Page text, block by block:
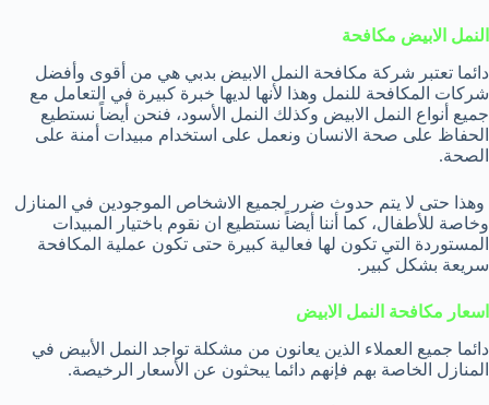
النمل الابيض مكافحة
دائما تعتبر شركة مكافحة النمل الابيض بدبي هي من أقوى وأفضل
شركات المكافحة للنمل وهذا لأنها لديها خبرة كبيرة في التعامل مع
جميع أنواع النمل الابيض وكذلك النمل الأسود، فنحن أيضاً نستطيع
الحفاظ على صحة الانسان ونعمل على استخدام مبيدات أمنة على
الصحة.
وهذا حتى لا يتم حدوث ضرر لجميع الاشخاص الموجودين في المنازل
وخاصة للأطفال، كما أننا أيضاً نستطيع ان نقوم باختيار المبيدات
المستوردة التي تكون لها فعالية كبيرة حتى تكون عملية المكافحة
سريعة بشكل كبير.
اسعار مكافحة النمل الابيض
دائما جميع العملاء الذين يعانون من مشكلة تواجد النمل الأبيض في
المنازل الخاصة بهم فإنهم دائما يبحثون عن الأسعار الرخيصة.